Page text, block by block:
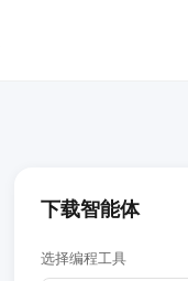
下载智能体
选择编程工具